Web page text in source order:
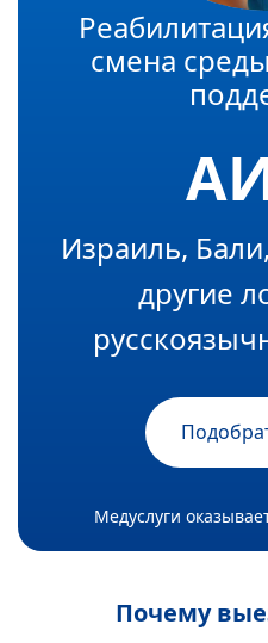
смена
Израиль,
другие
Медуслуги
Почему